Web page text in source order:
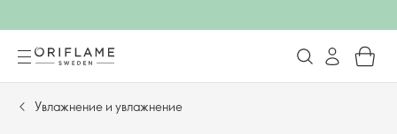
Увлажнение и увлажнение